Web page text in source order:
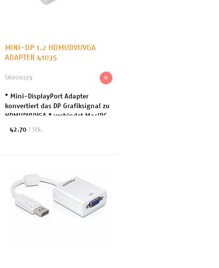
MINI-DP 1.2 HDMI/DVI/VGA
ADAPTER 41035
0
SA000229
* Mini-DisplayPort Adapter
konvertiert das DP Grafiksignal zu
HDMI/DVI/VGA * verbindet Mac/PC
mit DisplayPort/Mini-DP Ausgang
42.70 / Stk.